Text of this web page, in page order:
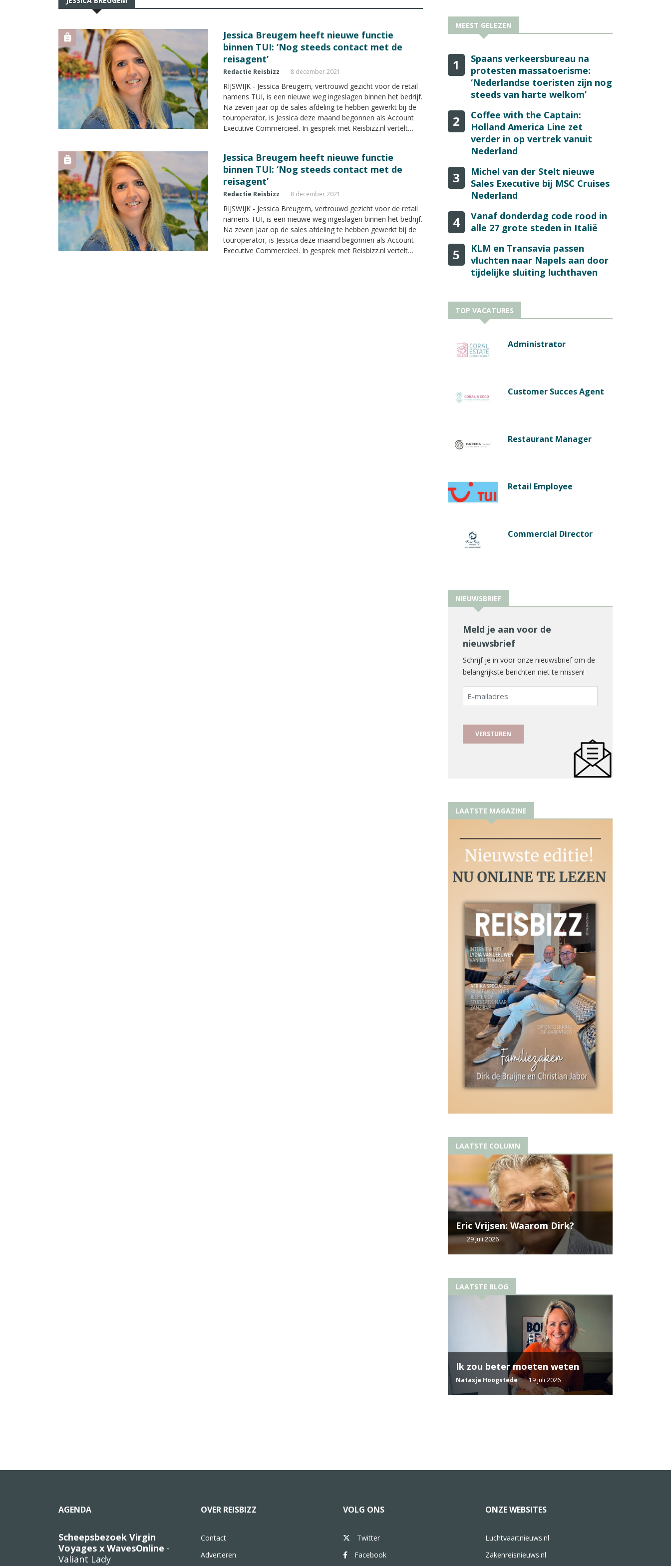
Jessica Breugem heeft nieuwe functie
binnen TUI: ‘Nog steeds contact met de
reisagent’
Redactie Reisbizz 8 december 2021
RIJSWIJK - Jessica Breugem, vertrouwd gezicht voor de retail
namens TUI, is een nieuwe weg ingeslagen binnen het bedrijf.
Na zeven jaar op de sales afdeling te hebben gewerkt bij de
touroperator, is Jessica deze maand begonnen als Account
Executive Commercieel. In gesprek met Reisbizz.nl vertelt
Jessica Breugem heeft nieuwe functie
binnen TUI: ‘Nog steeds contact met de
reisagent’
Redactie Reisbizz 8 december 2021
RIJSWIJK - Jessica Breugem, vertrouwd gezicht voor de retail
namens TUI, is een nieuwe weg ingeslagen binnen het bedrijf.
Na zeven jaar op de sales afdeling te hebben gewerkt bij de
touroperator, is Jessica deze maand begonnen als Account
Executive Commercieel. In gesprek met Reisbizz.nl vertelt
MEEST GELEZEN
1
Spaans verkeersbureau na
protesten massatoerisme:
‘Nederlandse toeristen zijn nog
steeds van harte welkom’
2
Coffee with the Captain:
Holland America Line zet
verder in op vertrek vanuit
Nederland
3
Michel van der Stelt nieuwe
Sales Executive bij MSC Cruises
Nederland
4
Vanaf donderdag code rood in
alle 27 grote steden in Italië
5
KLM en Transavia passen
vluchten naar Napels aan door
tijdelijke sluiting luchthaven
TOP VACATURES
Administrator
Customer Succes Agent
Restaurant Manager
Retail Employee
Commercial Director
NIEUWSBRIEF
Meld je aan voor de
nieuwsbrief
Schrijf je in voor onze nieuwsbrief om de
belangrijkste berichten niet te missen!
E-
mailadres
LAATSTE MAGAZINE
LAATSTE COLUMN
Eric Vrijsen: Waarom Dirk?
29 juli 2026
LAATSTE BLOG
Ik zou beter moeten weten
Natasja Hoogstede 19 juli 2026
AGENDA
Scheepsbezoek Virgin
Voyages x WavesOnline -
Valiant Lady
OVER REISBIZZ
Contact
Adverteren
VOLG ONS
Twitter
Facebook
ONZE WEBSITES
Luchtvaartnieuws.nl
Zakenreisnieuws.nl